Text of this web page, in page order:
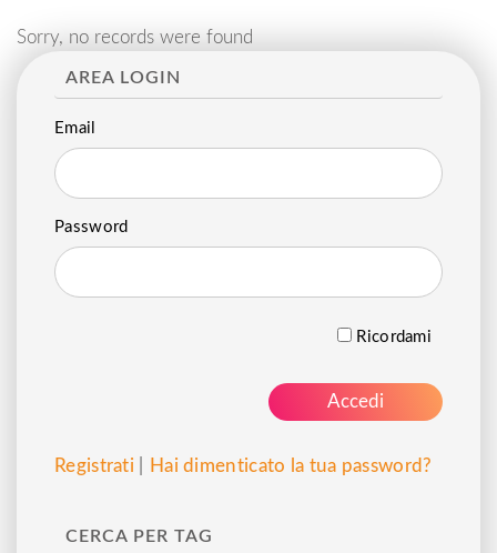
Sorry, no records were found
AREA LOGIN
Email
Password
Ricordami
Registrati Hai dimenticato la tua password?
CERCA PER TAG